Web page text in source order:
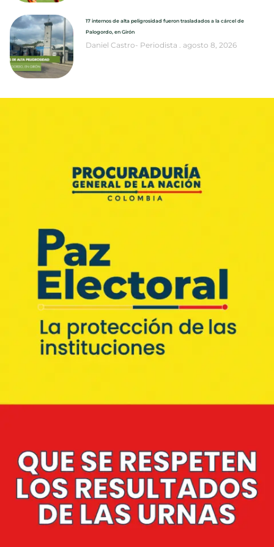
17 internos de alta peligrosidad fueron trasladados a la cárcel de
Palogordo, en Girón
Daniel Castro- Periodista agosto 8, 2026